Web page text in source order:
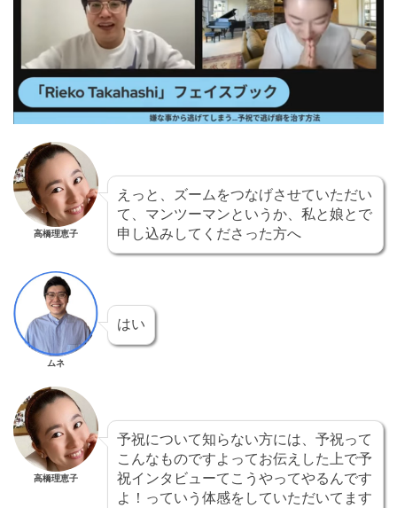
高橋理恵子
えっと、ズームをつなげさせていただい
て、マンツーマンというか、私と娘とで
申し込みしてくださった方へ
ムネ
はい
高橋理恵子
予祝について知らない方には、予祝って
こんなものですよってお伝えした上で予
祝インタビューてこうやってやるんです
よ！っていう体感をしていただいてます